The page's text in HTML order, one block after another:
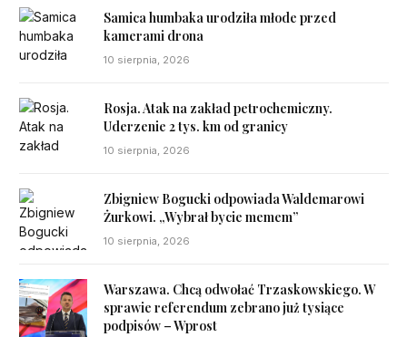
Samica humbaka urodziła młode przed
kamerami drona
10 sierpnia, 2026
Rosja. Atak na zakład petrochemiczny.
Uderzenie 2 tys. km od granicy
10 sierpnia, 2026
Zbigniew Bogucki odpowiada Waldemarowi
Żurkowi. „Wybrał bycie memem”
10 sierpnia, 2026
Warszawa. Chcą odwołać Trzaskowskiego. W
sprawie referendum zebrano już tysiące
podpisów – Wprost